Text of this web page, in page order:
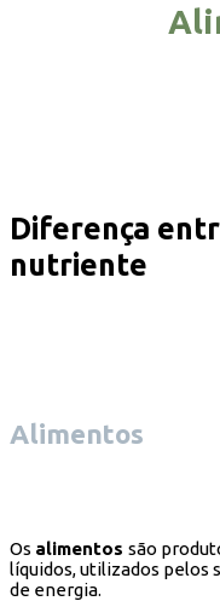
Diferença
nutriente
Alimentos
Os alimentos são
líquidos, utilizados pelos
de energia.